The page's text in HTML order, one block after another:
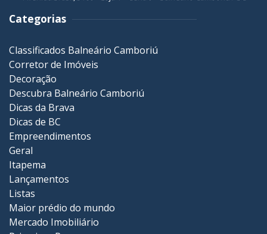
Categorias
Classificados Balneário Camboriú
Corretor de Imóveis
Decoração
Descubra Balneário Camboriú
Dicas da Brava
Dicas de BC
Empreendimentos
Geral
Itapema
Lançamentos
Listas
Maior prédio do mundo
Mercado Imobiliário